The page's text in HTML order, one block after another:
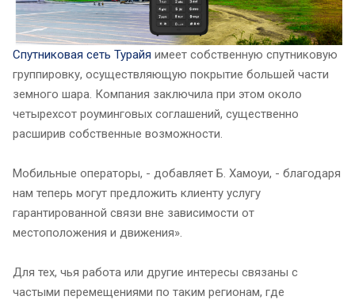
Спутниковая сеть Турайя имеет собственную спутниковую
группировку, осуществляющую покрытие большей части
земного шара. Компания заключила при этом около
четырехсот роуминговых соглашений, существенно
расширив собственные возможности.
Мобильные операторы, - добавляет Б. Хамоуи, - благодаря
нам теперь могут предложить клиенту услугу
гарантированной связи вне зависимости от
местоположения и движения».
Для тех, чья работа или другие интересы связаны с
частыми перемещениями по таким регионам, где